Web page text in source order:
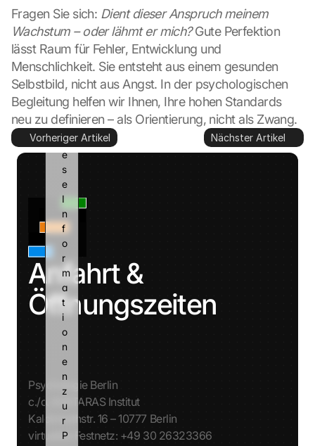
Fragen Sie sich: Dient dieser Anspruch meinem
Wachstum – oder lähmt er mich? Gute Perfektion
lässt Raum für Fehler, Entwicklung und
Menschlichkeit. Sie entsteht aus einem gesunden
Selbstbild, nicht aus Angst. In der psychologischen
Begleitung helfen wir Ihnen, Ihre hohen Standards
neu zu definieren – als Orientierung, nicht als Zwang.
Vorheriger Artikel Nächster Artikel
Anfahrt &
Öffnungszeiten
Psychologie Berlin
c./o. AVATARAS Institut
Kalckreuthstr. 16 – 10777 Berlin
virtuelles Festnetz: +49 30 26323366
o
g
l
e
k
a
n
d
i
e
s
e
I
n
f
o
r
m
a
t
i
o
n
e
n
z
u
r
P